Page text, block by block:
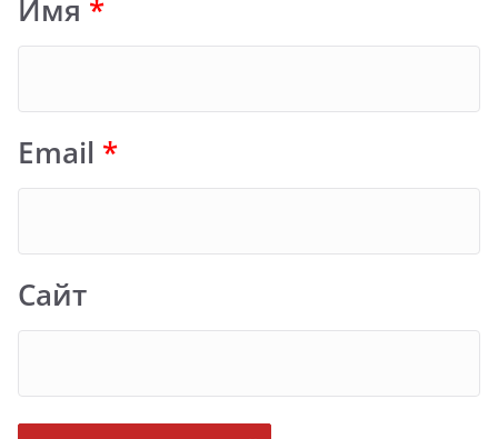
Имя *
Email *
Сайт